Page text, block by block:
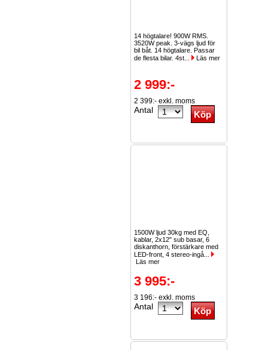
14 högtalare! 900W RMS.
3520W peak. 3-vägs ljud för
bil båt. 14 högtalare. Passar
de flesta bilar. 4st...
Läs mer
2 999:-
2 399:- exkl. moms
Antal
1500W ljud 30kg med EQ,
kablar, 2x12" sub basar, 6
diskanthorn, förstärkare med
LED-front, 4 stereo-ingå...
Läs mer
3 995:-
3 196:- exkl. moms
Antal